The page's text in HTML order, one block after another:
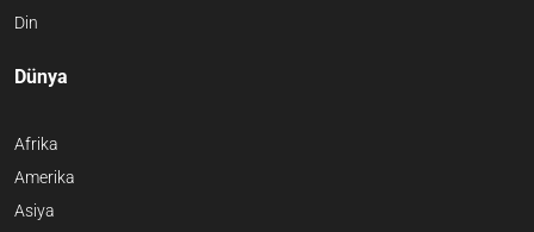
Din
Dünya
Afrika
Amerika
Asiya